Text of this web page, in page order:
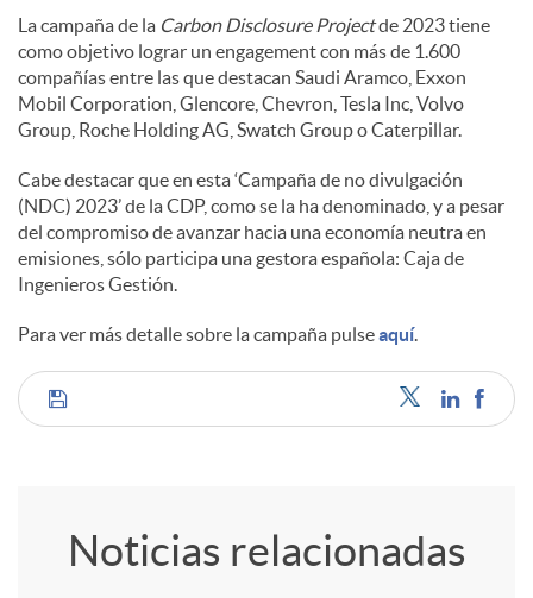
La campaña de la Carbon Disclosure Projectde 2023 tiene
como objetivo lograr un engagement con más de 1.600
compañías entre las que destacan Saudi Aramco, Exxon
Mobil Corporation, Glencore, Chevron, Tesla Inc, Volvo
Group, Roche Holding AG, Swatch Group o Caterpillar.
Cabe destacar que en esta ‘Campaña de no divulgación
(NDC) 2023’ de la CDP, como se la ha denominado, y a pesar
del compromiso de avanzar hacia una economía neutra en
emisiones, sólo participa una gestora española: Caja de
Ingenieros Gestión.
Para ver más detalle sobre la campaña pulseaquí.
C
Noticias relacionadas